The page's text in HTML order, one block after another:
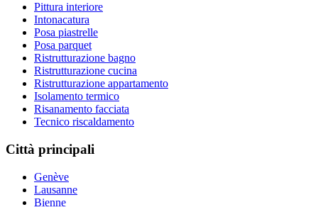
Pittura interiore
Intonacatura
Posa piastrelle
Posa parquet
Ristrutturazione bagno
Ristrutturazione cucina
Ristrutturazione appartamento
Isolamento termico
Risanamento facciata
Tecnico riscaldamento
Città principali
Genève
Lausanne
Bienne